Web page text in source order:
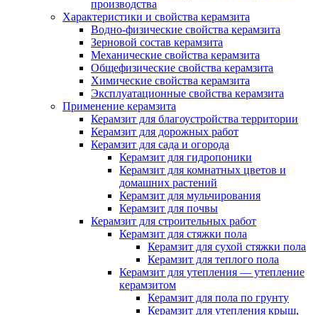
производства
Характеристики и свойства керамзита
Водно-физические свойства керамзита
Зерновой состав керамзита
Механические свойства керамзита
Общефизические свойства керамзита
Химические свойства керамзита
Эксплуатационные свойства керамзита
Применение керамзита
Керамзит для благоустройства территории
Керамзит для дорожных работ
Керамзит для сада и огорода
Керамзит для гидропоники
Керамзит для комнатных цветов и
домашних растений
Керамзит для мульчирования
Керамзит для почвы
Керамзит для строительных работ
Керамзит для стяжки пола
Керамзит для сухой стяжки пола
Керамзит для теплого пола
Керамзит для утепления — утепление
керамзитом
Керамзит для пола по грунту
Керамзит для утепления крыш,